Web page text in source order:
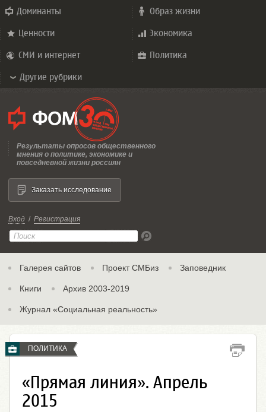
Доминанты Образ жизни
Ценности Экономика
СМИ и интернет Политика
Другие рубрики
Результаты опросов общественного
мнения о политике, экономике и
повседневной жизни россиян
Вход / Регистрация
Галерея сайтов Проект СМБиз Заповедник
Книги Архив 2003-2019
Журнал «Социальная реальность»
Заказать исследование
ПОЛИТИКА
«Прямая линия». Апрель
2015